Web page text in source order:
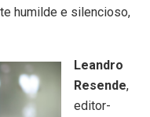
humilde e silencioso,
Leandro
Resende,
editor-